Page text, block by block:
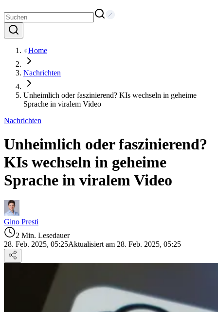
Home
Nachrichten
Unheimlich oder faszinierend? KIs wechseln in geheime
Sprache in viralem Video
Nachrichten
Unheimlich oder faszinierend?
KIs wechseln in geheime
Sprache in viralem Video
Gino Presti
2 Min. Lesedauer
28. Feb. 2025, 05:25Aktualisiert am 28. Feb. 2025, 05:25